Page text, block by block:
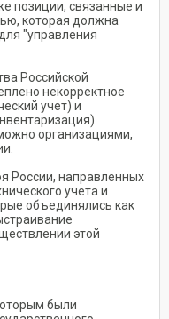
позиции, связанные и
которая должна
"управления
Российской
некорректное
учет) и
организациями,
России, направленных
учета и
объединялись как
этой
были